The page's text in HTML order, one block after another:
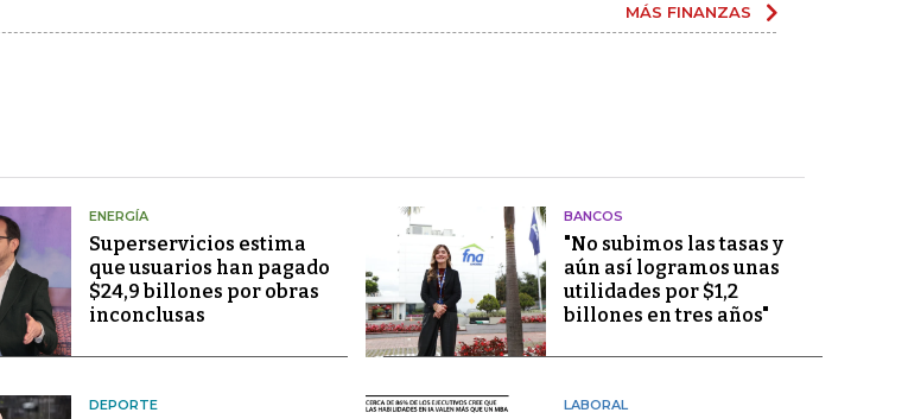
MÁS FINANZAS
ENERGÍA
Superservicios estima
que usuarios han pagado
$24,9 billones por obras
inconclusas
BANCOS
"No subimos las tasas y
aún así logramos unas
utilidades por $1,2
billones en tres años"
DEPORTE LABORAL